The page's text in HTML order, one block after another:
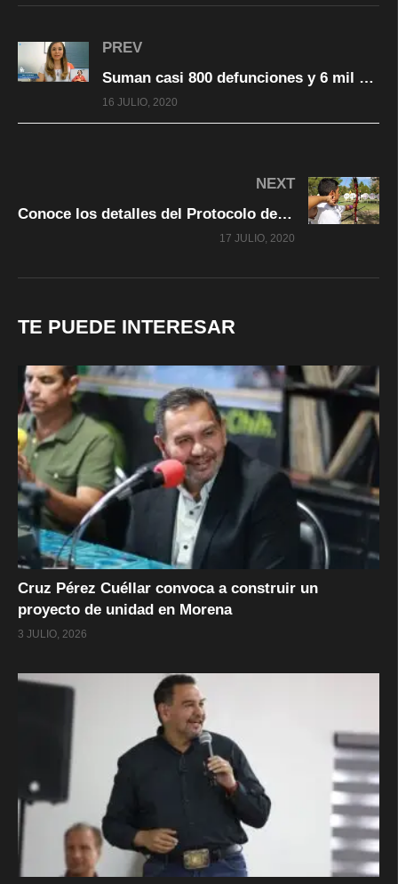
PREV
Suman casi 800 defunciones y 6 mil 219 contagios por COVID-19 en el estado
16 JULIO, 2020
NEXT
Conoce los detalles del Protocolo de Reactivación Progresiva de la Actividad Física.
17 JULIO, 2020
TE PUEDE INTERESAR
Cruz Pérez Cuéllar convoca a construir un
proyecto de unidad en Morena
3 JULIO, 2026